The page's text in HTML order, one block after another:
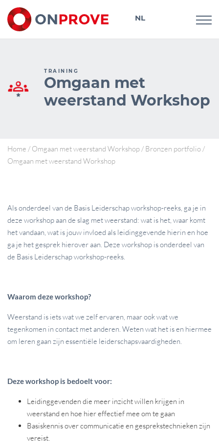
NL
TRAINING
Omgaan met
weerstand Workshop
Home / Omgaan met weerstand Workshop / Bronzen portfolio /
Omgaan met weerstand Workshop
Als onderdeel van de Basis Leiderschap workshop-reeks, ga je in
deze workshop aan de slag met weerstand: wat is het, waar komt
het vandaan, wat is jouw invloed als leidinggevende hierin en hoe
ga je het gesprek hierover aan. Deze workshop is onderdeel van
de Basis Leiderschap workshop-reeks.
Waarom deze workshop?
Weerstand is iets wat we zelf ervaren, maar ook wat we
tegenkomen in contact met anderen. Weten wat het is en hiermee
om leren gaan zijn essentiële leiderschapsvaardigheden.
Deze workshop is bedoelt voor:
Leidinggevenden die meer inzicht willen krijgen in
weerstand en hoe hier effectief mee om te gaan
Basiskennis over communicatie en gesprekstechnieken zijn
vereist.